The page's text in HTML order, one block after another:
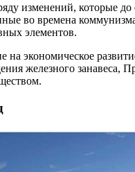
изменений, которые
во времена
элементов.
экономическое
железного занавеса,